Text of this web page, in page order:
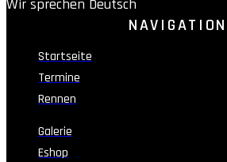
Wir sprechen Deutsch
NAVIGATION
Startseite
Termine
Rennen
Galerie
Eshop